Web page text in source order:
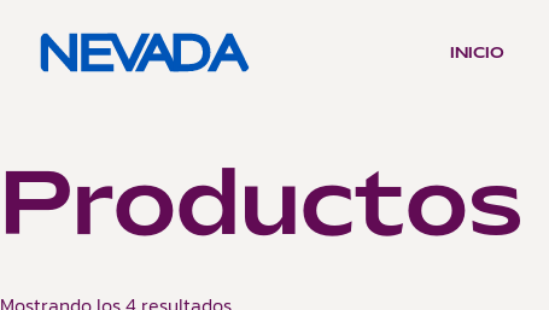
INICIO
Productos